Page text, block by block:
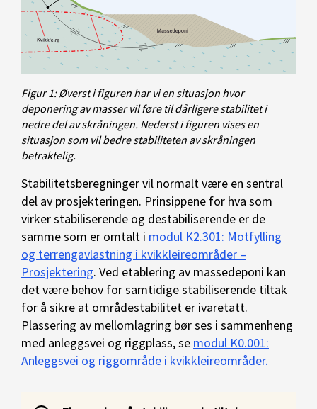
Figur 1: Øverst i figuren har vi en situasjon hvor
deponering av masser vil føre til dårligere stabilitet i
nedre del av skråningen. Nederst i figuren vises en
situasjon som vil bedre stabiliteten av skråningen
betraktelig.
Stabilitetsberegninger vil normalt være en sentral
del av prosjekteringen. Prinsippene for hva som
virker stabiliserende og destabiliserende er de
samme som er omtalt i modul K2.301: Motfylling
og terrengavlastning i kvikkleireområder –
Prosjektering. Ved etablering av massedeponi kan
det være behov for samtidige stabiliserende tiltak
for å sikre at områdestabilitet er ivaretatt.
Plassering av mellomlagring bør ses i sammenheng
med anleggsvei og riggplass, se modul K0.001:
Anleggsvei og riggområde i kvikkleireområder.